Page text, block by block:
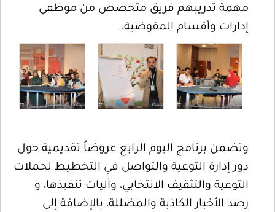
مهمة تدريبهم فريق متخصص من موظفي
إدارات وأقسام المفوضية.
وتضمن برنامج اليوم الرابع عروضاً تقديمية حول
دور إدارة التوعية والتواصل في التخطيط لحملات
التوعية والتثقيف الانتخابي، وآليات تنفيذها، و
رصد الأخبار الكاذبة والمضللة، بالإضافة إلى